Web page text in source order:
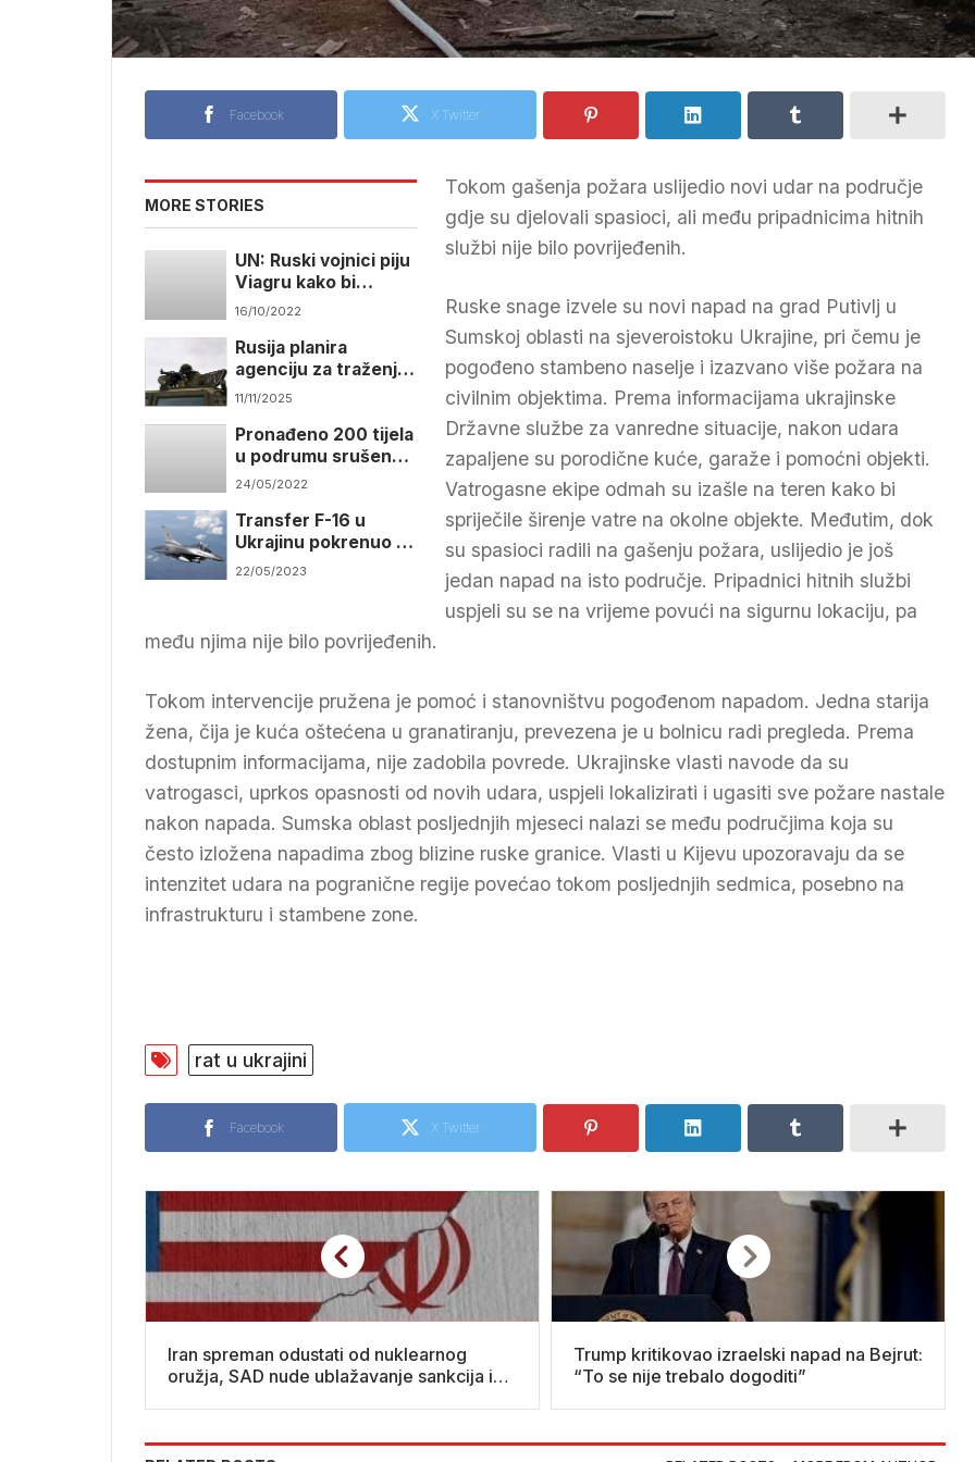
Facebook X Twitter
MORE STORIES
UN: Ruski vojnici piju
Viagru kako bi
silovali Ukrajinke
16/10/2022
Rusija planira
agenciju za traženje
supruga vojnicima iz
11/11/2025
Pronađeno 200 tijela
u podrumu srušene
stambene zgrade u
24/05/2022
Transfer F-16 u
Ukrajinu pokrenuo bi
pitanja o
22/05/2023
Tokom gašenja požara uslijedio novi udar na područje
gdje su djelovali spasioci, ali među pripadnicima hitnih
službi nije bilo povrijeđenih.
Ruske snage izvele su novi napad na grad Putivlj u
Sumskoj oblasti na sjeveroistoku Ukrajine, pri čemu je
pogođeno stambeno naselje i izazvano više požara na
civilnim objektima. Prema informacijama ukrajinske
Državne službe za vanredne situacije, nakon udara
zapaljene su porodične kuće, garaže i pomoćni objekti.
Vatrogasne ekipe odmah su izašle na teren kako bi
spriječile širenje vatre na okolne objekte. Međutim, dok
su spasioci radili na gašenju požara, uslijedio je još
jedan napad na isto područje. Pripadnici hitnih službi
uspjeli su se na vrijeme povući na sigurnu lokaciju, pa
među njima nije bilo povrijeđenih.
Tokom intervencije pružena je pomoć i stanovništvu pogođenom napadom. Jedna starija
žena, čija je kuća oštećena u granatiranju, prevezena je u bolnicu radi pregleda. Prema
dostupnim informacijama, nije zadobila povrede. Ukrajinske vlasti navode da su
vatrogasci, uprkos opasnosti od novih udara, uspjeli lokalizirati i ugasiti sve požare nastale
nakon napada. Sumska oblast posljednjih mjeseci nalazi se među područjima koja su
često izložena napadima zbog blizine ruske granice. Vlasti u Kijevu upozoravaju da se
intenzitet udara na pogranične regije povećao tokom posljednjih sedmica, posebno na
infrastrukturu i stambene zone.
rat u ukrajini
Facebook X Twitter
Iran spreman odustati od nuklearnog
oružja, SAD nude ublažavanje sankcija i
Trump kritikovao izraelski napad na Bejrut:
“To se nije trebalo dogoditi”